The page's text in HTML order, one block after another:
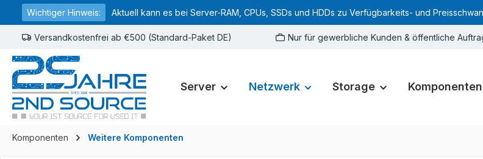
Zur Hauptnavigation springen
Wichtiger Hinweis: Aktuell kann es bei Server-RAM, CPUs, SSDs und HDDs zu Verfügbarkeits- und
Versandkostenfrei ab €500 (Standard-Paket DE) Nur für gewerbliche Kunden & öffentliche
Server Netzwerk Storage Komponenten
Komponenten Weitere Komponenten